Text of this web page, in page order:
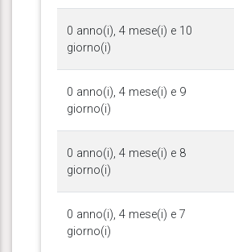
0 anno(i), 4 mese(i) e 10
giorno(i)
0 anno(i), 4 mese(i) e 9
giorno(i)
0 anno(i), 4 mese(i) e 8
giorno(i)
0 anno(i), 4 mese(i) e 7
giorno(i)